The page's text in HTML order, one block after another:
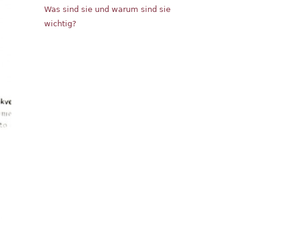
Was sind sie und warum sind sie
wichtig?